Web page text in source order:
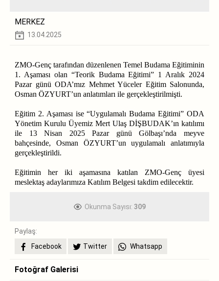
MERKEZ
13.04.2025
ZMO-Genç tarafından düzenlenen Temel Budama Eğitiminin
1. Aşaması olan “Teorik Budama Eğitimi” 1 Aralık 2024
Pazar günü ODA’mız Mehmet Yüceler Eğitim Salonunda,
Osman ÖZYURT’un anlatımları ile gerçekleştirilmişti.
Eğitim 2. Aşaması ise “Uygulamalı Budama Eğitimi” ODA
Yönetim Kurulu Üyemiz Mert Ulaş DİŞBUDAK’ın katılımı
ile 13 Nisan 2025 Pazar günü Gölbaşı’nda meyve
bahçesinde, Osman ÖZYURT’un uygulamalı anlatımıyla
gerçekleştirildi.
Eğitimin her iki aşamasına katılan ZMO-Genç üyesi
meslektaş adaylarımıza Katılım Belgesi takdim edilecektir.
Okunma Sayısı: 309
Paylaş:
Facebook
Twitter Whatsapp
Fotoğraf Galerisi